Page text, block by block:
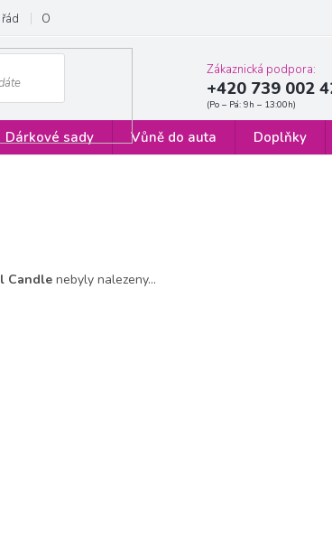
Obchodní podmínky
Zákaznická podpora:
+420 739 002
Dárkové sady Vůně do auta Doplňky
Candle nebyly nalezeny...